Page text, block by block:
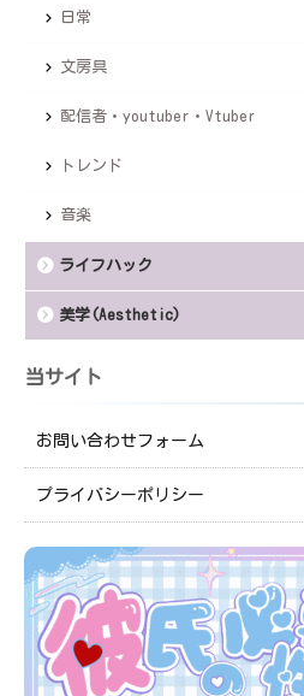
日常
文房具
配信者・youtuber・Vtuber
トレンド
音楽
ライフハック
美学(Aesthetic)
当サイト
お問い合わせフォーム
プライバシーポリシー